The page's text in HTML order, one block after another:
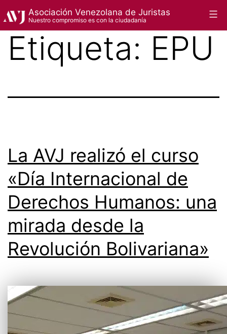
Saltar
al
contenido
Asociación Venezolana de Juristas
Nuestro compromiso es con la ciudadanía
Etiqueta: EPU
La AVJ realizó el curso
«Día Internacional de
Derechos Humanos: una
mirada desde la
Revolución Bolivariana»